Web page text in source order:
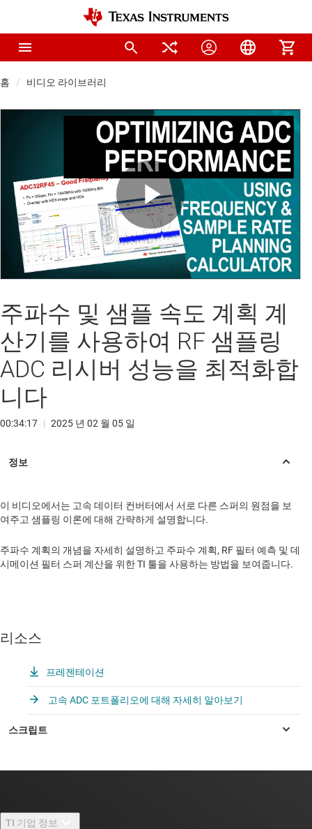
홈 비디오 라이브러리
Play
Video
주파수 및 샘플 속도 계획 계
산기를 사용하여 RF 샘플링
ADC 리시버 성능을 최적화합
니다
00:34:17 | 2025 년 02 월 05 일
이 비디오에서는 고속 데이터 컨버터에서 서로 다른 스퍼의 원점을 보
여주고 샘플링 이론에 대해 간략하게 설명합니다.
주파수 계획의 개념을 자세히 설명하고 주파수 계획, RF 필터 예측 및 데
시메이션 필터 스퍼 계산을 위한 TI 툴을 사용하는 방법을 보여줍니다.
리소스
프레젠테이션
고속 ADC 포트폴리오에 대해 자세히 알아보기
TI 기업 정보